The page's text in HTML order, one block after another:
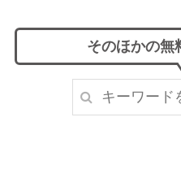
そのほかの無